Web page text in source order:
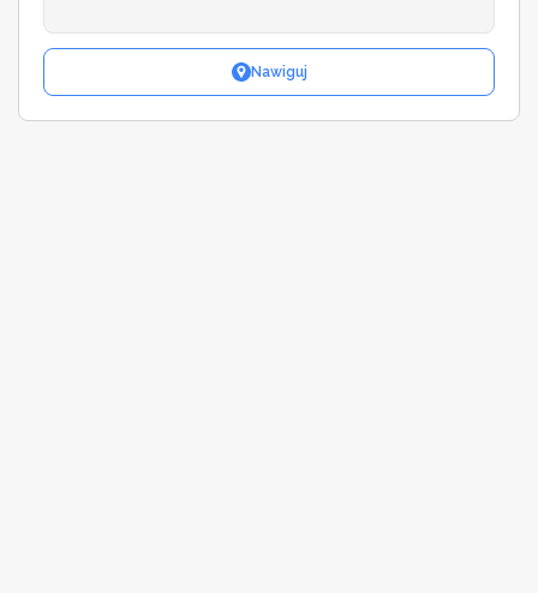
Nawiguj